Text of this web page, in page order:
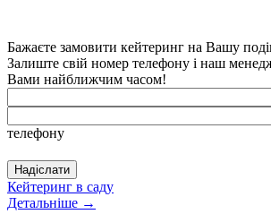
Бажаєте замовити кейтеринг на Вашу
Залиште свій номер телефону і наш
Вами найближчим часом!
телефону
Кейтеринг в саду
Детальніше →